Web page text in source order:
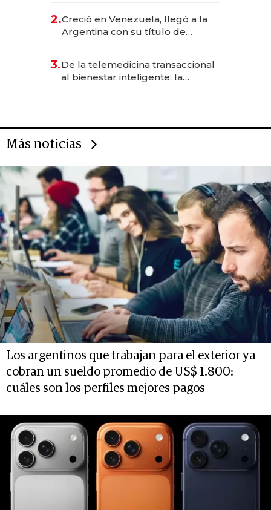
2.Creció en Venezuela, llegó a la
Argentina con su título de
las marcas "fast premium"
3.De la telemedicina transaccional
al bienestar inteligente: la
Más noticias
Los argentinos que trabajan para el exterior ya
cobran un sueldo promedio de US$ 1.800:
cuáles son los perfiles mejores pagos